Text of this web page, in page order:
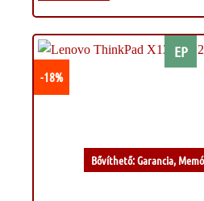
EP
Bővíthető: Garancia,
-18%